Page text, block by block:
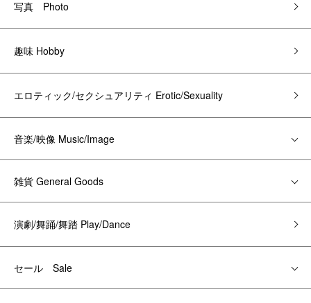
写真 Photo
趣味 Hobby
エロティック/セクシュアリティ Erotic/Sexuality
音楽/映像 Music/Image
雑貨 General Goods
演劇/舞踊/舞踏 Play/Dance
セール Sale